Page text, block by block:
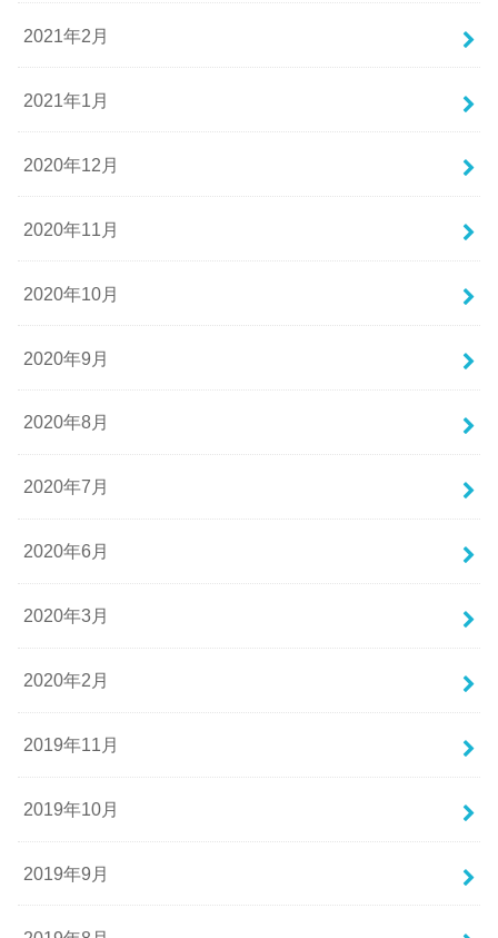
2021年2月
2021年1月
2020年12月
2020年11月
2020年10月
2020年9月
2020年8月
2020年7月
2020年6月
2020年3月
2020年2月
2019年11月
2019年10月
2019年9月